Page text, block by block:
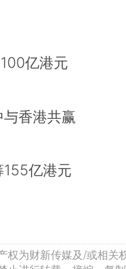
亿港元
香港共赢
亿港元
权为财新传媒及/或相关